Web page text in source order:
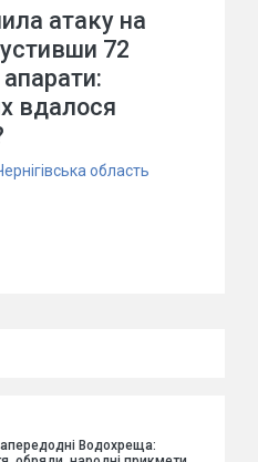
атаку на
72
апарати:
вдалося
область
Водохреща: